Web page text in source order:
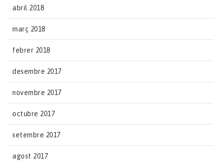
abril 2018
març 2018
febrer 2018
desembre 2017
novembre 2017
octubre 2017
setembre 2017
agost 2017